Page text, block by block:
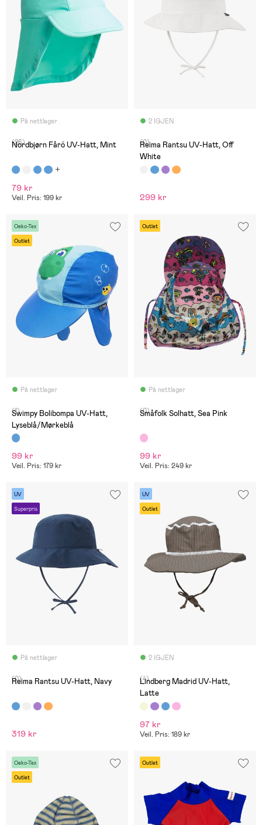
På nettlager
(26)
Nordbjørn Fårö UV-Hatt, Mint
79 kr
Veil. Pris: 199 kr
2 IGJEN
(0)
Reima Rantsu UV-Hatt, Off
White
299 kr
Oeko-Tex
Outlet
På nettlager
(1)
Swimpy Bolibompa UV-Hatt,
Lyseblå/Mørkeblå
99 kr
Veil. Pris: 179 kr
Outlet
På nettlager
(0)
Småfolk Solhatt, Sea Pink
99 kr
Veil. Pris: 249 kr
UV
Superpris
På nettlager
(0)
Reima Rantsu UV-Hatt, Navy
319 kr
UV
Outlet
2 IGJEN
(4)
Lindberg Madrid UV-Hatt,
Latte
97 kr
Veil. Pris: 189 kr
Oeko-Tex
Outlet
Outlet